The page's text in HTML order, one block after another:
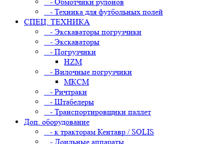
- Техника для футбольных полей
СПЕЦ. ТЕХНИКА
- Экскаваторы погрузчики
- Экскаваторы
- Погрузчики
HZM
- Вилочные погрузчики
МКСМ
- Ричтраки
- Штабелеры
- Транспортировщики паллет
Доп. оборудование
- к тракторам Кентавр / SOLIS
- Доильные аппараты